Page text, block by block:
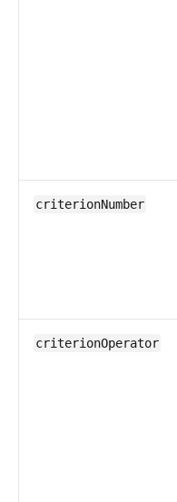
criterionNumber
criterionOperator